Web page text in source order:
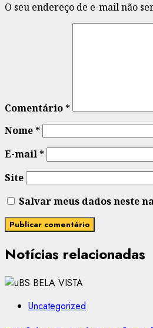
O seu endereço de e-mail não
Comentário*
Nome*
E-mail*
Site
Salvar meus dados neste
Notícias relacionadas
Uncategorized